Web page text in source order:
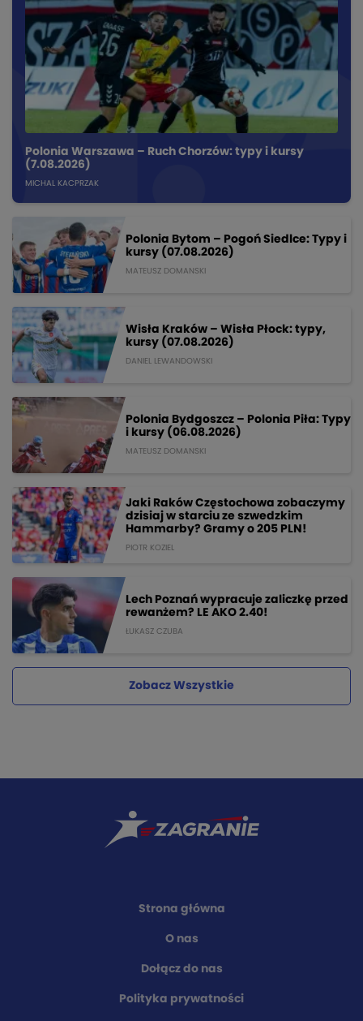
Polonia Warszawa – Ruch Chorzów: typy i kursy
(7.08.2026)
MICHAL KACPRZAK
Polonia Bytom – Pogoń Siedlce: Typy i
kursy (07.08.2026)
MATEUSZ DOMANSKI
Wisła Kraków – Wisła Płock: typy,
kursy (07.08.2026)
DANIEL LEWANDOWSKI
Polonia Bydgoszcz – Polonia Piła: Typy
i kursy (06.08.2026)
MATEUSZ DOMANSKI
Jaki Raków Częstochowa zobaczymy
dzisiaj w starciu ze szwedzkim
Hammarby? Gramy o 205 PLN!
PIOTR KOZIEL
Lech Poznań wypracuje zaliczkę przed
rewanżem? LE AKO 2.40!
ŁUKASZ CZUBA
Zobacz Wszystkie
Strona główna
O nas
Dołącz do nas
Polityka prywatności